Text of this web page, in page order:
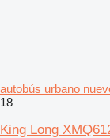
autobús urbano
18
King Long